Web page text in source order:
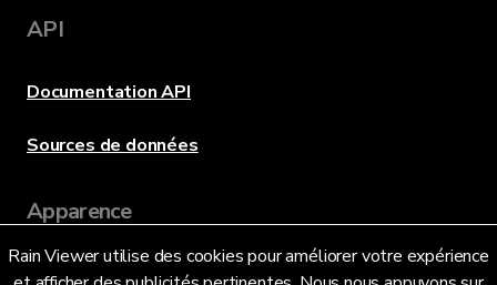
Rain Viewer utilise des cookies pour améliorer votre expérience
API
Documentation API
Sources de données
Apparence